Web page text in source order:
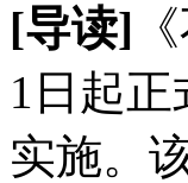
[导读]
1日起
实施。